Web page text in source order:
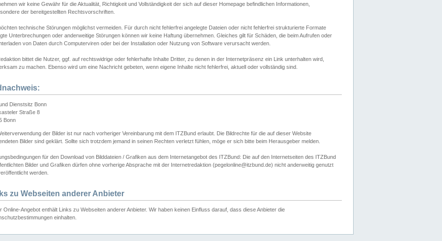
wir keine Gewähr für die Aktualität, Richtigkeit und Vollständigkeit der sich auf dieser Homepage befindlichen Informationen,
der bereitgestellten Rechtsvorschriften.
technische Störungen möglichst vermeiden. Für durch nicht fehlerfrei angelegte Dateien oder nicht fehlerfrei strukturierte Formate
Unterbrechungen oder anderweitige Störungen können wir keine Haftung übernehmen. Gleiches gilt für Schäden, die beim Aufrufen oder
von Daten durch Computerviren oder bei der Installation oder Nutzung von Software verursacht werden.
bittet die Nutzer, ggf. auf rechtswidrige oder fehlerhafte Inhalte Dritter, zu denen in der Internetpräsenz ein Link unterhalten wird,
zu machen. Ebenso wird um eine Nachricht gebeten, wenn eigene Inhalte nicht fehlerfrei, aktuell oder vollständig sind.
Dienstsitz Bonn
Straße 8
Bonn
der Bilder ist nur nach vorheriger Vereinbarung mit dem ITZBund erlaubt. Die Bildrechte für die auf dieser Website
Bilder sind geklärt. Sollte sich trotzdem jemand in seinen Rechten verletzt fühlen, möge er sich bitte beim Herausgeber melden.
für den Download von Bilddateien / Grafiken aus dem Internetangebot des ITZBund: Die auf den Internetseiten des ITZBund
Bilder und Grafiken dürfen ohne vorherige Absprache mit der Internetredaktion (pegelonline@itzbund.de) nicht anderweitig genutzt
werden.
zu Webseiten anderer Anbieter
Online-Angebot enthält Links zu Webseiten anderer Anbieter. Wir haben keinen Einfluss darauf, dass diese Anbieter die
einhalten.